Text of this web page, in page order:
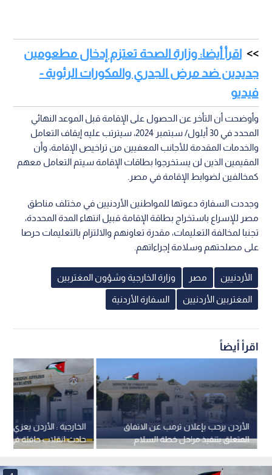
اقرأ أيضا: وزارة الصحة تعتزم إدخال مطعومين
جديدين ضد مرض الجدري والمكورات الرئوية -
فيديو
وأوضحت أن التأخر عن الحصول على الإقامة قبل الموعد النهائي
المحدد في 30 أيلول/ سبتمبر 2024، سيترتب عليه إيقاف التعامل
والخدمات المقدمة للأجانب المعفيين من تراخيص الإقامة، وأن
المقيمين الذين لن يستخرجوا بطاقات الإقامة سيتم التعامل معهم
كمخالفين لضوابط الإقامة في مصر.
وجددت السفارة دعوتها للمواطنين الأردنيين في مختلف مناطق
مصر للإسراع باستخراج بطاقة الإقامة قبيل انتهاء المدة المحددة،
تجنبا لمخالفة التعليمات، مقدرة تعاونهم والالتزام بالتعليمات حرصا
على مصلحتهم وسلامة إجراءاتهم.
الأردنيين مصر وزارة الخارجية وشؤون المغتربين
المغتربين الأردنيين السفارة الأردنية
اقرأ أيضاً
الخارجية : الأردن يعزي
حادث انقلاب حافلة في
بومرداس
الأردن يرحب بإعلان ترمب عن الاتفاق
المتعلق بتنفيذ مراحل خطة السلام
الشاملة في قطاع غزة